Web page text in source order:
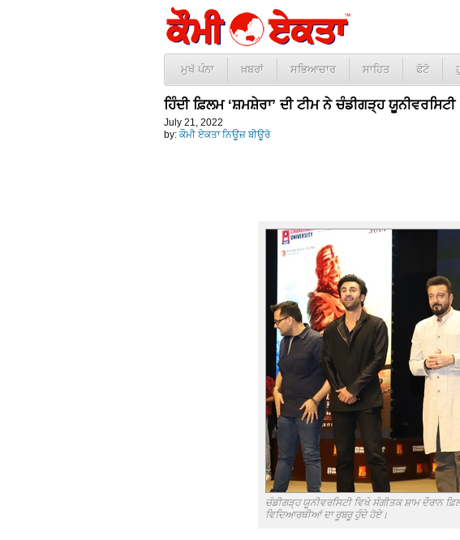
ਮੁਖੱ ਪੰਨਾ ਖ਼ਬਰਾਂ ਸਭਿਆਚਾਰ ਸਾਹਿਤ ਫੋਟੋ
ਹਿੰਦੀ ਫ਼ਿਲਮ ‘ਸ਼ਮਸ਼ੇਰਾ’ ਦੀ ਟੀਮ ਨੇ ਚੰਡੀਗੜ੍ਹ
July 21, 2022
by: ਕੌਮੀ ਏਕਤਾ ਨਿਊਜ਼ ਬੀਊਰੋ
ਚੰਡੀਗੜ੍ਹ ਯੂਨੀਵਰਸਿਟੀ ਵਿਖੇ ਸੰਗੀਤਕ ਸ਼ਾਮ ਦੌਰਾਨ
ਵਿਦਿਆਰਥੀਆਂ ਦਾ ਰੂਬਰੂ ਹੁੰਦੇ ਹੋਏ।